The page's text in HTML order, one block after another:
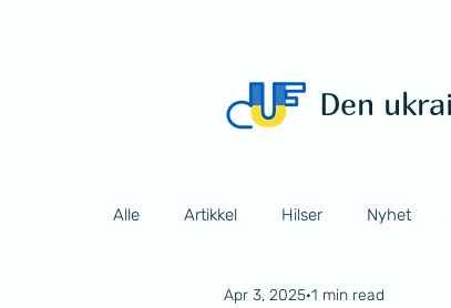
Den
Alle Artikkel Hilser Nyhet
Apr 3, 2025 1 min read